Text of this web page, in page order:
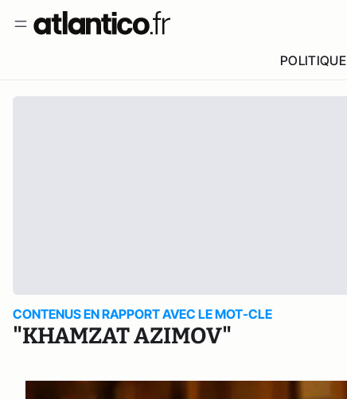
POLITIQUE
CONTENUS EN RAPPORT AVEC LE MOT-CLE
"KHAMZAT AZIMOV"